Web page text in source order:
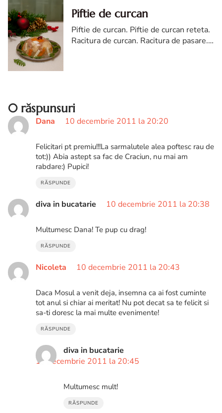
Piftie de curcan
Piftie de curcan. Piftie de curcan reteta.
Racitura de curcan. Racitura de pasare.
0 răspunsuri
Dana 10 decembrie 2011 la 20:20
Felicitari pt premiu!!!La sarmalutele alea poftesc rau de
tot:)) Abia astept sa fac de Craciun, nu mai am
rabdare:) Pupici!
RĂSPUNDE
diva in bucatarie 10 decembrie 2011 la 20:38
Multumesc Dana! Te pup cu drag!
RĂSPUNDE
Nicoleta 10 decembrie 2011 la 20:43
Daca Mosul a venit deja, insemna ca ai fost cuminte
tot anul si chiar ai meritat! Nu pot decat sa te felicit si
sa-ti doresc la mai multe evenimente!
RĂSPUNDE
diva in bucatarie
10 decembrie 2011 la 20:45
Multumesc mult!
RĂSPUNDE